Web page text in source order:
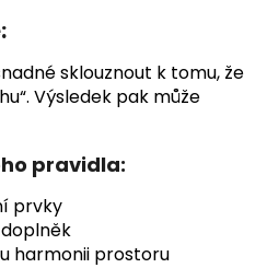
sklouznout k tomu, že
Výsledek pak může
pravidla:
prvky
harmonii prostoru